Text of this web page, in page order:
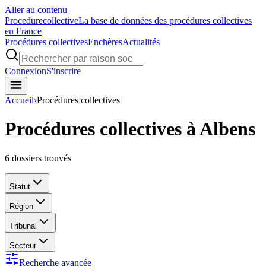
Aller au contenu
ProcedurecollectiveLa base de données des procédures collectives
en France
Procédures collectivesEnchèresActualités
ConnexionS'inscrire
Accueil›Procédures collectives
Procédures collectives à Albens
6 dossiers trouvés
Statut
Région
Tribunal
Secteur
Recherche avancée